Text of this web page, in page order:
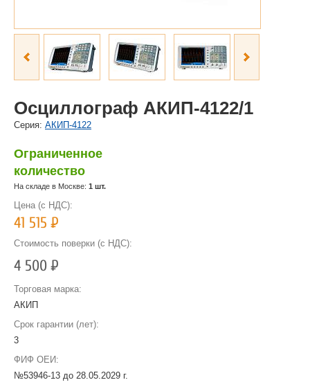
Осциллограф АКИП-4122/1
Cерия: АКИП-4122
Ограниченное
количество
На складе в Москве: 1 шт.
Цена (с НДС):
41 515Р
Стоимость поверки (с НДС):
4 500Р
Торговая марка:
АКИП
Срок гарантии (лет):
3
ФИФ ОЕИ:
№53946-13 до 28.05.2029 г.